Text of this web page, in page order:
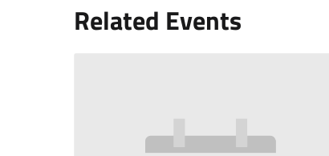
Related Events